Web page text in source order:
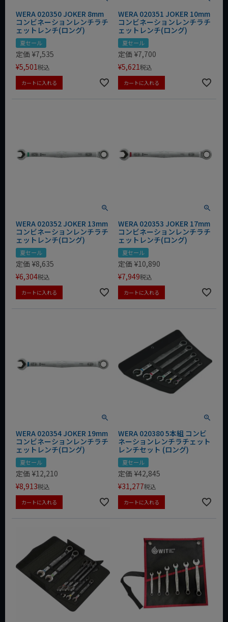
WERA 020350 JOKER 8mm
コンビネーションレンチラチ
ェットレンチ(ロング)
夏セール
定価 ¥7,535
¥5,501税込
カートに入れる
WERA 020351 JOKER 10mm
コンビネーションレンチラチ
ェットレンチ(ロング)
夏セール
定価 ¥7,700
¥5,621税込
カートに入れる
WERA 020352 JOKER 13mm
コンビネーションレンチラチ
ェットレンチ(ロング)
夏セール
定価 ¥8,635
¥6,304税込
カートに入れる
WERA 020353 JOKER 17mm
コンビネーションレンチラチ
ェットレンチ(ロング)
夏セール
定価 ¥10,890
¥7,949税込
カートに入れる
WERA 020354 JOKER 19mm
コンビネーションレンチラチ
ェットレンチ(ロング)
夏セール
定価 ¥12,210
¥8,913税込
カートに入れる
WERA 020380 5本組 コンビ
ネーションレンチラチェット
レンチセット (ロング)
夏セール
定価 ¥42,845
¥31,277税込
カートに入れる